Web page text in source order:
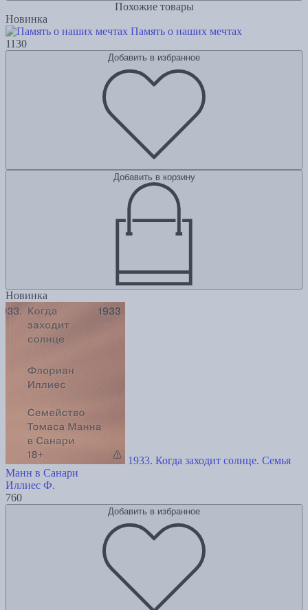
Похожие товары
Новинка
Память о наших мечтах
1130
Добавить в избранное
Добавить в корзину
Новинка
1933. Когда заходит солнце. Семья
Манн в Санари
Иллиес Ф.
760
Добавить в избранное